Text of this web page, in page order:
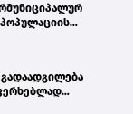
გაეცნო